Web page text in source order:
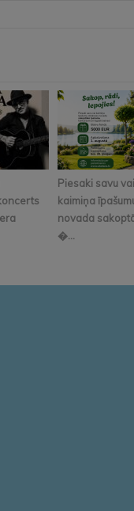
Piesaki savu vai
kaimiņa
novada
�...